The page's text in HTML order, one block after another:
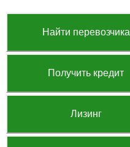
Найти перевозчика
Получить кредит
Лизинг